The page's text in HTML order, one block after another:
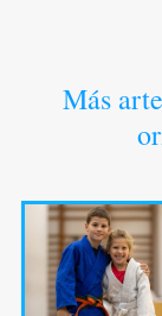
Más